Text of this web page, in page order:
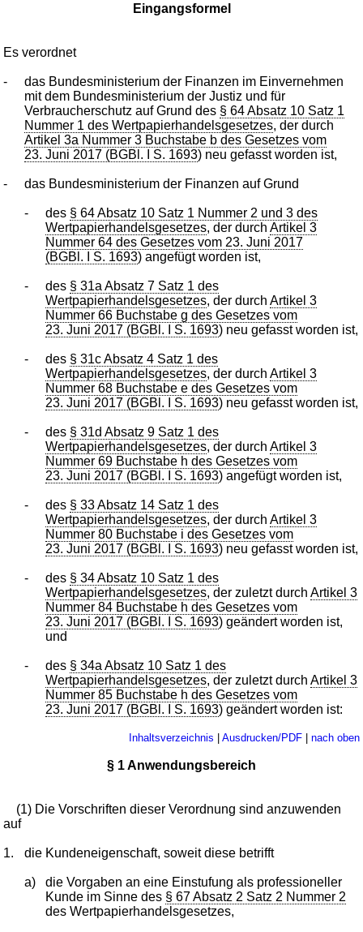
Eingangsformel
Es verordnet
-
das Bundesministerium der Finanzen im Einvernehmen
mit dem Bundesministerium der Justiz und für
Verbraucherschutz auf Grund des § 64 Absatz 10 Satz 1
Nummer 1 des Wertpapierhandelsgesetzes, der durch
Artikel 3a Nummer 3 Buchstabe b des Gesetzes vom
23. Juni 2017 (BGBl. I S. 1693) neu gefasst worden ist,
- das Bundesministerium der Finanzen auf Grund
- des § 64 Absatz 10 Satz 1 Nummer 2 und 3 des
Wertpapierhandelsgesetzes, der durch Artikel 3
Nummer 64 des Gesetzes vom 23. Juni 2017
(BGBl. I S. 1693) angefügt worden ist,
- des § 31a Absatz 7 Satz 1 des
Wertpapierhandelsgesetzes, der durch Artikel 3
Nummer 66 Buchstabe g des Gesetzes vom
23. Juni 2017 (BGBl. I S. 1693) neu gefasst worden ist,
- des § 31c Absatz 4 Satz 1 des
Wertpapierhandelsgesetzes, der durch Artikel 3
Nummer 68 Buchstabe e des Gesetzes vom
23. Juni 2017 (BGBl. I S. 1693) neu gefasst worden ist,
- des § 31d Absatz 9 Satz 1 des
Wertpapierhandelsgesetzes, der durch Artikel 3
Nummer 69 Buchstabe h des Gesetzes vom
23. Juni 2017 (BGBl. I S. 1693) angefügt worden ist,
- des § 33 Absatz 14 Satz 1 des
Wertpapierhandelsgesetzes, der durch Artikel 3
Nummer 80 Buchstabe i des Gesetzes vom
23. Juni 2017 (BGBl. I S. 1693) neu gefasst worden ist,
- des § 34 Absatz 10 Satz 1 des
Wertpapierhandelsgesetzes, der zuletzt durch Artikel 3
Nummer 84 Buchstabe h des Gesetzes vom
23. Juni 2017 (BGBl. I S. 1693) geändert worden ist,
und
- des § 34a Absatz 10 Satz 1 des
Wertpapierhandelsgesetzes, der zuletzt durch Artikel 3
Nummer 85 Buchstabe h des Gesetzes vom
23. Juni 2017 (BGBl. I S. 1693) geändert worden ist:
Inhaltsverzeichnis | Ausdrucken/PDF| nach oben
§ 1 Anwendungsbereich
(1) Die Vorschriften dieser Verordnung sind anzuwenden
auf
1. die Kundeneigenschaft, soweit diese betrifft
a)
die Vorgaben an eine Einstufung als professioneller
Kunde im Sinne des § 67 Absatz 2 Satz 2 Nummer 2
des Wertpapierhandelsgesetzes,